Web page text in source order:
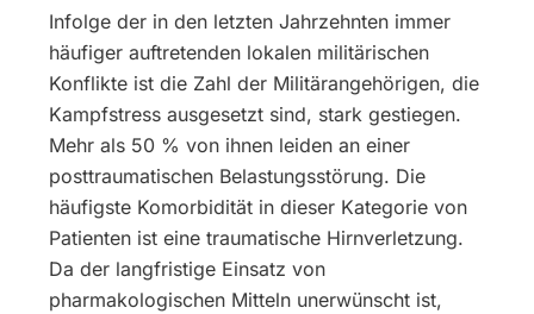
Infolge der in den letzten Jahrzehnten immer
häufiger auftretenden lokalen militärischen
Konflikte ist die Zahl der Militärangehörigen, die
Kampfstress ausgesetzt sind, stark gestiegen.
Mehr als 50 % von ihnen leiden an einer
posttraumatischen Belastungsstörung. Die
häufigste Komorbidität in dieser Kategorie von
Patienten ist eine traumatische Hirnverletzung.
Da der langfristige Einsatz von
pharmakologischen Mitteln unerwünscht ist,